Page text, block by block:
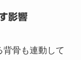
影響
骨も連動して